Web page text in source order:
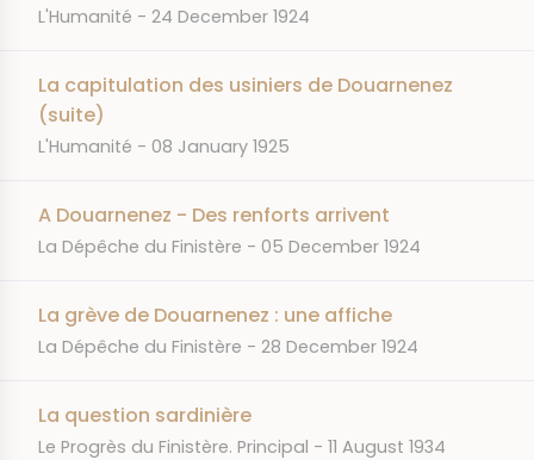
JOURNAL
L'Humanité DATE
24 December 1924
La capitulation des usiniers de Douarnenez
(suite)
JOURNAL
L'Humanité DATE
08 January 1925
A Douarnenez - Des renforts arrivent
JOURNAL
La Dépêche du Finistère DATE
05 December 1924
La grève de Douarnenez : une affiche
JOURNAL
La Dépêche du Finistère DATE
28 December 1924
La question sardinière
JOURNAL
Le Progrès du Finistère. Principal DATE
11 August 1934